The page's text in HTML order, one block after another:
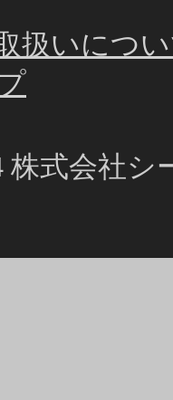
扱いにつ
株式会社